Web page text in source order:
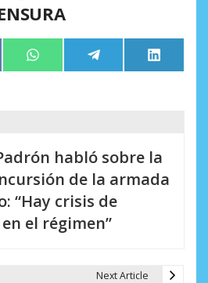
Compartir
en
WhatsApp Compartir
en
Telegram
en
LinkedIn
habló sobre la
de la armada
“Hay crisis de
el régimen”
Next Article